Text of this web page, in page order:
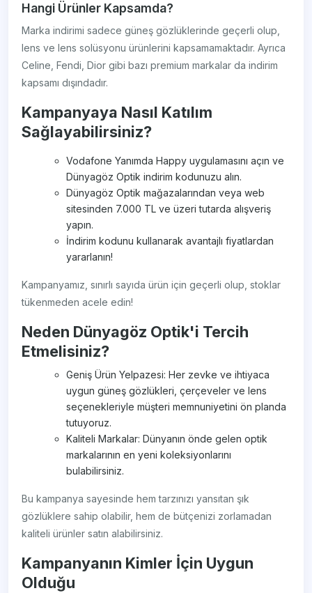
Hangi Ürünler Kapsamda?
Marka indirimi sadece güneş gözlüklerinde geçerli olup,
lens ve lens solüsyonu ürünlerini kapsamamaktadır. Ayrıca
Celine, Fendi, Dior gibi bazı premium markalar da indirim
kapsamı dışındadır.
Kampanyaya Nasıl Katılım
Sağlayabilirsiniz?
Vodafone Yanımda Happy uygulamasını açın ve
Dünyagöz Optik indirim kodunuzu alın.
Dünyagöz Optik mağazalarından veya web
sitesinden 7.000 TL ve üzeri tutarda alışveriş
yapın.
İndirim kodunu kullanarak avantajlı fiyatlardan
yararlanın!
Kampanyamız, sınırlı sayıda ürün için geçerli olup, stoklar
tükenmeden acele edin!
Neden Dünyagöz Optik'i Tercih
Etmelisiniz?
Geniş Ürün Yelpazesi: Her zevke ve ihtiyaca
uygun güneş gözlükleri, çerçeveler ve lens
seçenekleriyle müşteri memnuniyetini ön planda
tutuyoruz.
Kaliteli Markalar: Dünyanın önde gelen optik
markalarının en yeni koleksiyonlarını
bulabilirsiniz.
Bu kampanya sayesinde hem tarzınızı yansıtan şık
gözlüklere sahip olabilir, hem de bütçenizi zorlamadan
kaliteli ürünler satın alabilirsiniz.
Kampanyanın Kimler İçin Uygun
Olduğu